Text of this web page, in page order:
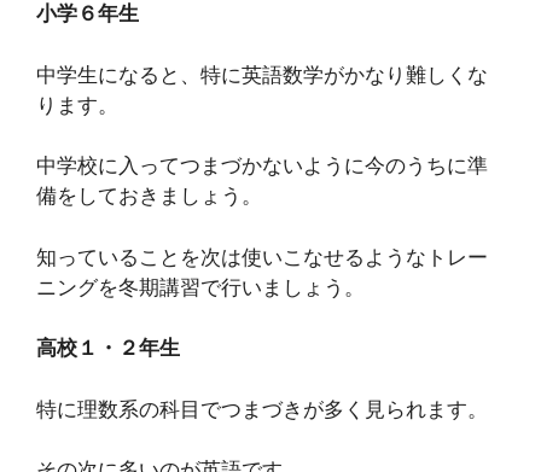
小学６年生
中学生になると、特に英語数学がかなり難しくな
ります。
中学校に入ってつまづかないように今のうちに準
備をしておきましょう。
知っていることを次は使いこなせるようなトレー
ニングを冬期講習で行いましょう。
高校１・２年生
特に理数系の科目でつまづきが多く見られます。